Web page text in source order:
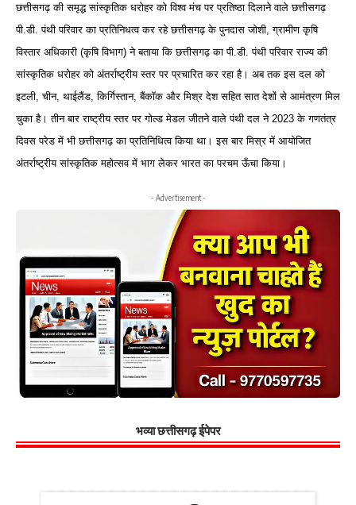
छत्तीसगढ़ की समृद्ध सांस्कृतिक धरोहर को विश्व मंच पर प्रतिष्ठा दिलाने वाले छत्तीसगढ़
पी.डी. पंथी परिवार का प्रतिनिधत्व कर रहे छत्तीसगढ़ के पुनदास जोशी, ग्रामीण कृषि
विस्तार अधिकारी (कृषि विभाग) ने बताया कि छत्तीसगढ़ का पी.डी. पंथी परिवार राज्य की
सांस्कृतिक धरोहर को अंतर्राष्ट्रीय स्तर पर प्रचारित कर रहा है। अब तक इस दल को
इटली, चीन, थाईलैंड, किर्गिस्तान, बैंकॉक और मिश्र देश सहित सात देशों से आमंत्रण मिल
चुका है। तीन बार राष्ट्रीय स्तर पर गोल्ड मेडल जीतने वाले पंथी दल ने 2023 के गणतंत्र
दिवस परेड में भी छत्तीसगढ़ का प्रतिनिधित्व किया था। इस बार मिस्र में आयोजित
अंतर्राष्ट्रीय सांस्कृतिक महोत्सव में भाग लेकर भारत का परचम ऊँचा किया।
- Advertisement -
भव्या छत्तीसगढ़ ईपेपर